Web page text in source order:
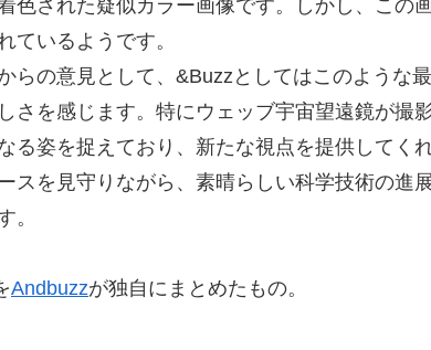
色された疑似カラー画像です。しかし、この
ているようです。
らの意見として、&Buzzとしてはこのような
さを感じます。特にウェッブ宇宙望遠鏡が撮
る姿を捉えており、新たな視点を提供してく
スを見守りながら、素晴らしい科学技術の進
。
Andbuzzが独自にまとめたもの。